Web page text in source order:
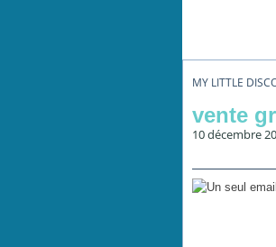
MY LITTLE
vente
10 décembre